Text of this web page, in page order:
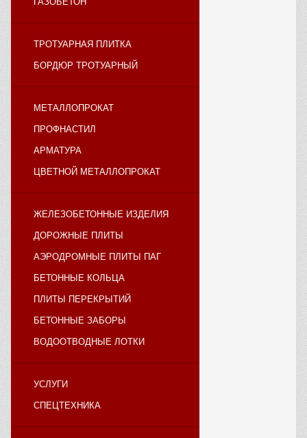
ТРОТУАРНАЯ ПЛИТКА
БОРДЮР ТРОТУАРНЫЙ
МЕТАЛЛОПРОКАТ
ПРОФНАСТИЛ
АРМАТУРА
ЦВЕТНОЙ МЕТАЛЛОПРОКАТ
ЖЕЛЕЗОБЕТОННЫЕ ИЗДЕЛИЯ
ДОРОЖНЫЕ ПЛИТЫ
АЭРОДРОМНЫЕ ПЛИТЫ ПАГ
БЕТОННЫЕ КОЛЬЦА
ПЛИТЫ ПЕРЕКРЫТИЙ
БЕТОННЫЕ ЗАБОРЫ
ВОДООТВОДНЫЕ ЛОТКИ
УСЛУГИ
СПЕЦТЕХНИКА